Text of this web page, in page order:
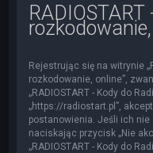
Rejestrując się na witrynie
rozkodowanie, online”,
„RADIOSTART - Kody do
„https://radiostart.pl”,
postanowienia. Jeśli ich
naciskając przycisk „Nie
„RADIOSTART - Kody do